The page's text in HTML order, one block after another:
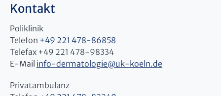
Kontakt
Poliklinik
Telefon +49 221 478-86858
Telefax +49 221 478-98334
E-Mail info-dermatologie@uk-koeln.de
Privatambulanz